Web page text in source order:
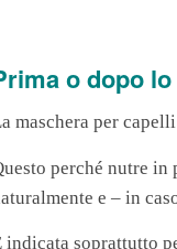
o dopo
maschera per
perché nutre
e – in
indicata soprattutto